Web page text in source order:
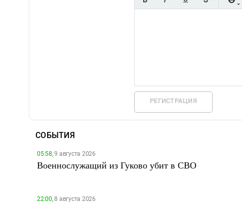
РЕГИСТРАЦИЯ
СОБЫТИЯ
05:58,9 августа 2026
Военнослужащий из Гуково убит в СВО
22:00,8 августа 2026